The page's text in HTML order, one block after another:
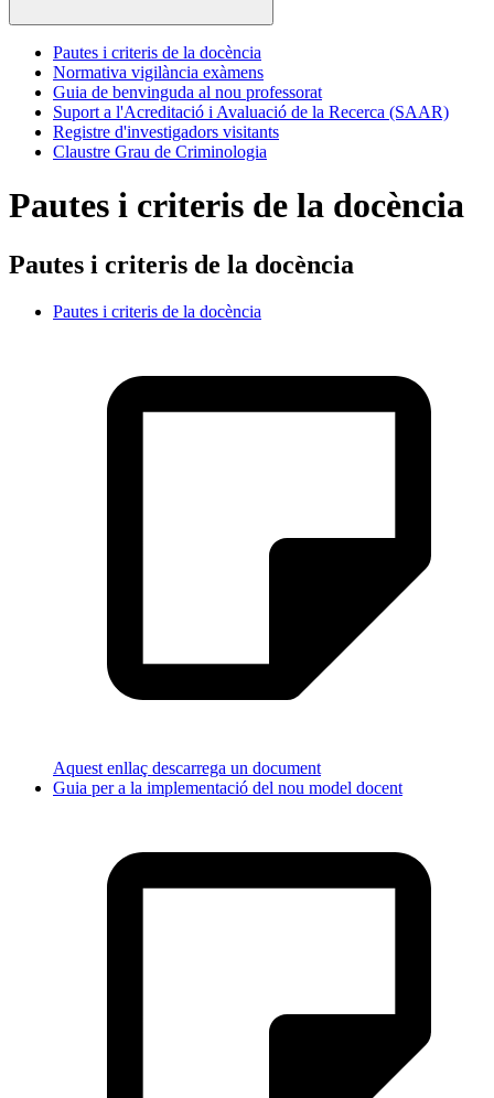
Pautes i criteris de la docència
Normativa vigilància exàmens
Guia de benvinguda al nou professorat
Suport a l'Acreditació i Avaluació de la Recerca (SAAR)
Registre d'investigadors visitants
Claustre Grau de Criminologia
Pautes i criteris de la docència
Pautes i criteris de la docència
Pautes i criteris de la docència
Aquest enllaç descarrega un document
Guia per a la implementació del nou model docent